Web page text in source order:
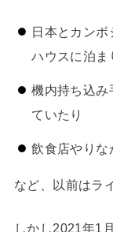
日本とカン
ハウスに泊ま
機内持ち込み
ていたり
飲食店やりな
など、以前はラ
しかし2021年1